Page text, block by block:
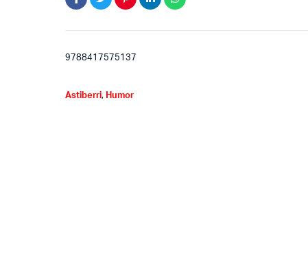
9788417575137
Astiberri, Humor